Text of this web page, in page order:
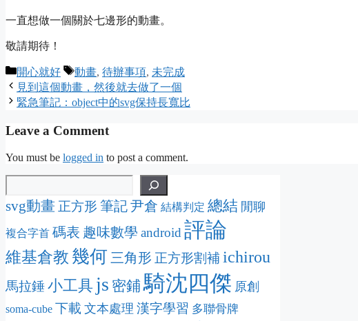
一直想做一個關於七邊形的動畫。
敬請期待！
Categories
開心就好 Tags
動畫, 待辦事項, 未完成
見到這個動畫，然後就去做了一個
緊急筆記：object中的svg保持長寬比
Leave a Comment
You must be logged in to post a comment.
svg動畫 正方形 筆記尹倉 結構判定 總結 閒聊
複合字首 碼表 趣味數學 android 評論
維基倉教 幾何 三角形 正方形割補 ichirou
馬拉錘小工具 js 密鋪騎沈四傑 原創
soma-cube 下載 文本處理 漢字學習 多聯骨牌